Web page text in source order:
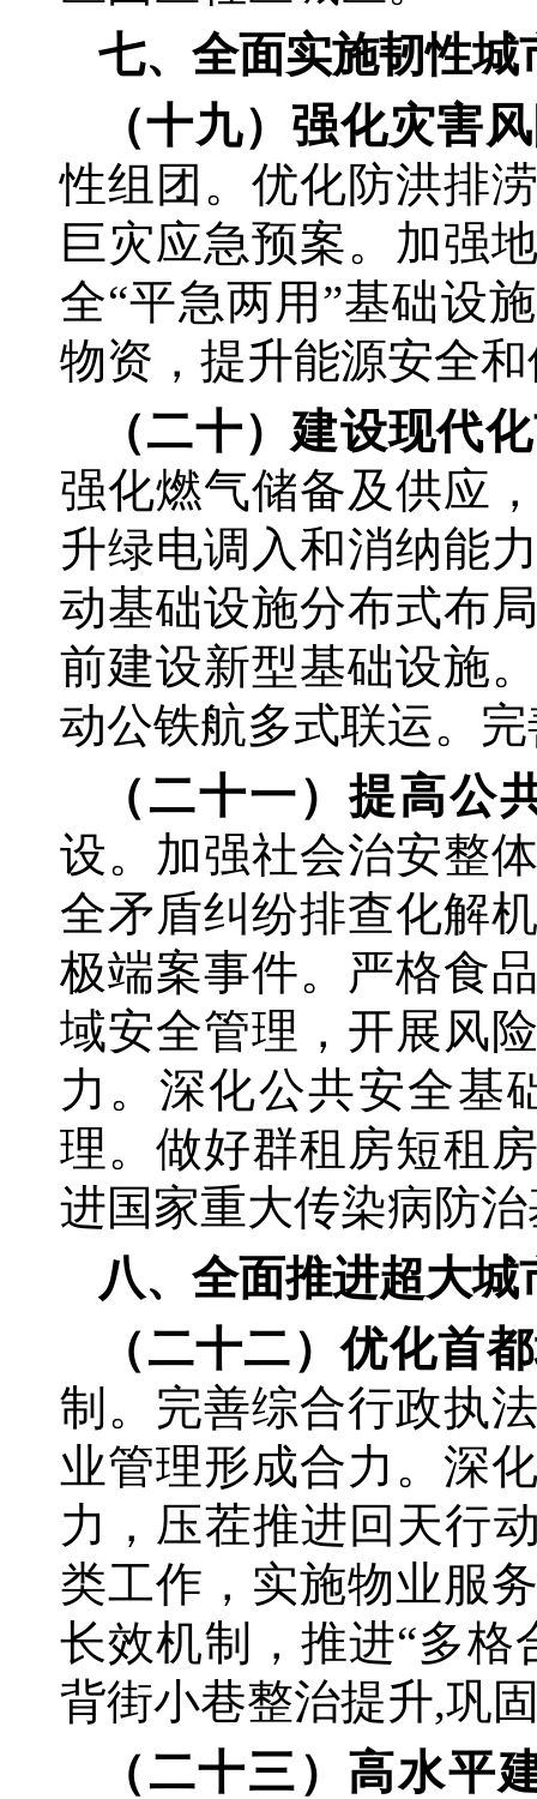
七、全面实施韧性
（十九）强化灾害
性组团。优化防洪排
巨灾应急预案。加强
全“平急两用”基础设
物资，提升能源安全
（二十）建设现代
强化燃气储备及供应
升绿电调入和消纳能
动基础设施分布式布
前建设新型基础设施
动公铁航多式联运。
（二十一）提高公
设。加强社会治安整
全矛盾纠纷排查化解
极端案事件。严格食
域安全管理，开展风
力。深化公共安全基
理。做好群租房短租
进国家重大传染病防
八、全面推进超大
（二十二）优化首
制。完善综合行政执
业管理形成合力。深
力，压茬推进回天行
类工作，实施物业服
长效机制，推进“多格
背街小巷整治提升,巩
（二十三）高水平